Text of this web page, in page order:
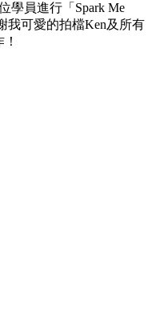
學員進行「Spark Me
我可愛的拍檔Ken及所有